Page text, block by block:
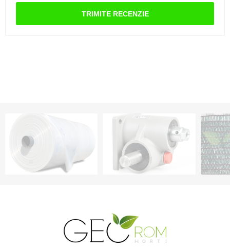
TRIMITE RECENZIE